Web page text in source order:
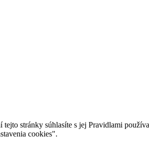
stránky súhlasíte s jej Pravidlami
cookies".